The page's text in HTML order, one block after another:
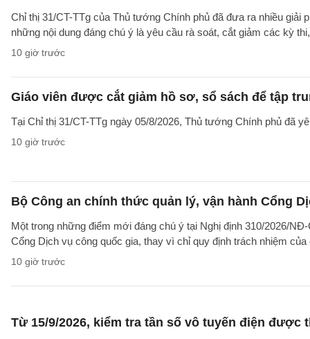
Chỉ thị 31/CT-TTg của Thủ tướng Chính phủ đã đưa ra nhiều giải
những nội dung đáng chú ý là yêu cầu rà soát, cắt giảm các kỳ
10 giờ trước
Giáo viên được cắt giảm hồ sơ, sổ sách để tập
Tại Chỉ thị 31/CT-TTg ngày 05/8/2026, Thủ tướng Chính phủ đã
10 giờ trước
Bộ Công an chính thức quản lý, vận hành Cổng
Một trong những điểm mới đáng chú ý tại Nghị định 310/2026/
Cổng Dịch vụ công quốc gia, thay vì chỉ quy định trách nhiệm
10 giờ trước
Từ 15/9/2026, kiểm tra tần số vô tuyến điện được